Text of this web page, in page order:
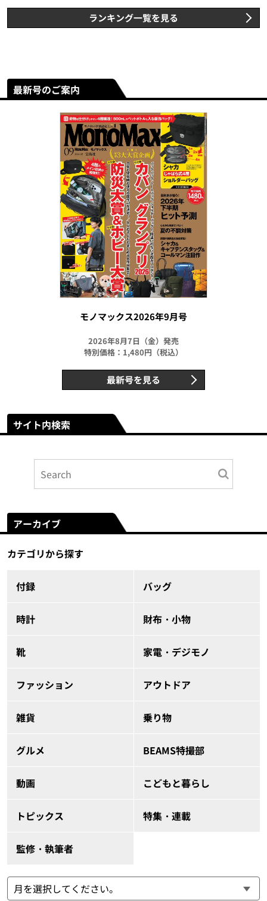
ランキング一覧を見る
最新号のご案内
モノマックス2026年9月号
2026年8月7日（金）発売
特別価格：1,480円（税込）
最新号を見る
サイト内検索
アーカイブ
カテゴリから探す
付録 バッグ
時計 財布・小物
靴 家電・デジモノ
ファッション アウトドア
雑貨 乗り物
グルメ BEAMS特撮部
動画 こどもと暮らし
トピックス 特集・連載
監修・執筆者